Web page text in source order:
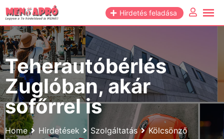
Skip
to
content
Hirdetés feladása
Teherautóbérlés
Zuglóban, akár
sofőrrel is
Home Hirdetések Szolgáltatás
Kölcsönző